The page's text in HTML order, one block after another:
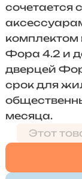
сочетается
Фора 4.2 и
дверцей
срок для
месяца.
Этот